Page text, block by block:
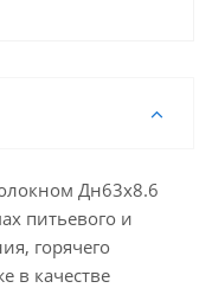
Дн63х8.6
питьевого и
горячего
в качестве